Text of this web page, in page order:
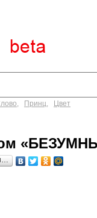
, Принц, Цвет